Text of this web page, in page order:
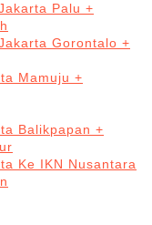
Palu +
Gorontalo +
Mamuju +
Balikpapan +
Ke IKN Nusantara